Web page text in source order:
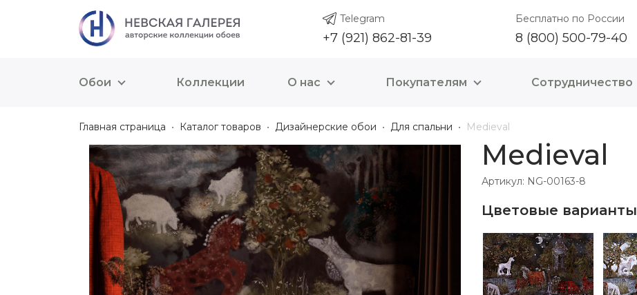
Telegram
+7 (921) 862-81-39
Бесплатно по России
8 (800) 500-79-40
Обои Коллекции О нас Покупателям Сотрудничество
Главная страница Каталог товаров Дизайнерские обои Для спальни Medieval
Medieval
Артикул: NG-00163-8
Цветовые варианты